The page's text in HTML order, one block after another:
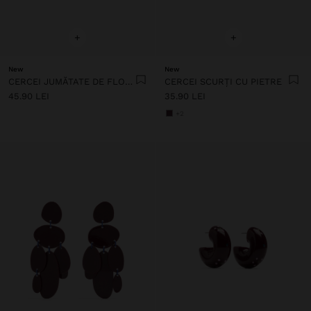
+
New
45.90 LEI
+
New
CERCEI SCURȚI CU PIETRE
35.90 LEI